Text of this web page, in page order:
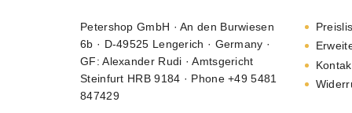
Petershop GmbH · An den Burwiesen
6b · D-49525 Lengerich · Germany ·
GF: Alexander Rudi · Amtsgericht
Steinfurt HRB 9184 · Phone +49 5481
847429